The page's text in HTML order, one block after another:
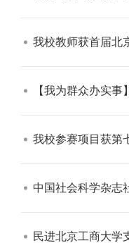
我校教师获首届北
【我为群众办实
我校参赛项目获第
中国社会科学杂志
民进北京工商大学